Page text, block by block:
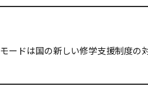
ードは国の新しい修学支援制度の